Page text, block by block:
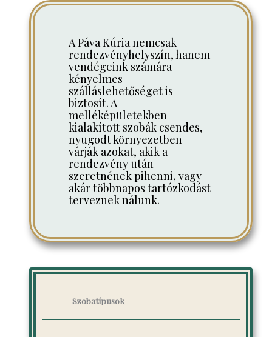
A Páva Kúria nemcsak
rendezvényhelyszín, hanem
vendégeink számára
kényelmes
szálláslehetőséget is
biztosít. A
melléképületekben
kialakított szobák csendes,
nyugodt környezetben
várják azokat, akik a
rendezvény után
szeretnének pihenni, vagy
akár többnapos tartózkodást
terveznek nálunk.
Szobatípusok